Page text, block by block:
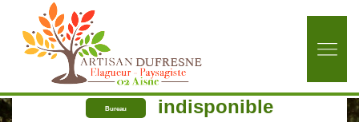
Bureau indisponible